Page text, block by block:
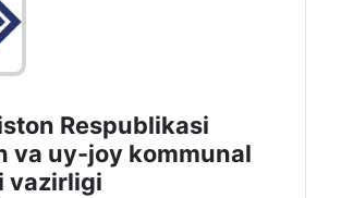
Respublikasi
va uy-joy kommunal
vazirligi